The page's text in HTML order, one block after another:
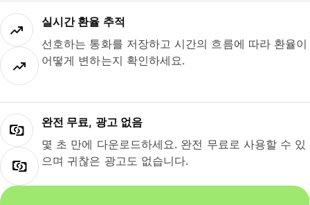
실시간 환율 추적
선호하는 통화를 저장하고 시간의 흐름에 따라 환율이
어떻게 변하는지 확인하세요.
완전 무료, 광고 없음
몇 초 만에 다운로드하세요. 완전 무료로 사용할 수 있
으며 귀찮은 광고도 없습니다.